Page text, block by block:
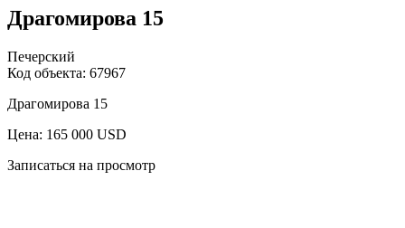
Драгомирова 15
Печерский
Код объекта: 67967
Драгомирова 15
Цена: 165 000 USD
Записаться на просмотр